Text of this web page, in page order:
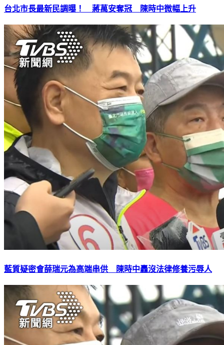
台北市長最新民調曝！ 蔣萬安奪冠 陳時中微幅上升
藍質疑密會薛瑞元為高端串供 陳時中轟沒法律修養污辱人